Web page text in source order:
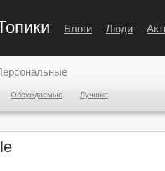
Блоги Люди
Обсуждаемые Лучшие